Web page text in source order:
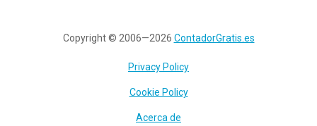
Copyright © 2006—2026 ContadorGratis.es
Privacy Policy
Cookie Policy
Acerca de